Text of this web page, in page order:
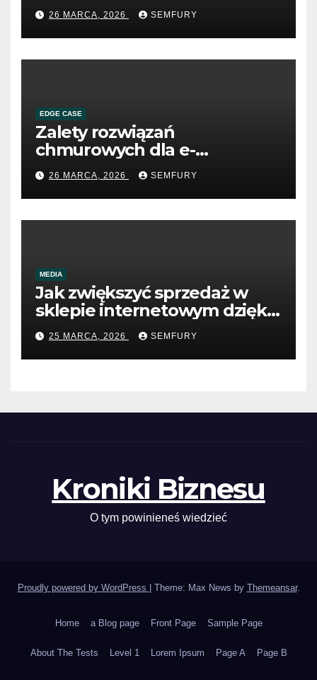
26 MARCA, 2026 SEMFURY
EDGE CASE
Zalety rozwiązań
chmurowych dla e-
commerce B2B
26 MARCA, 2026 SEMFURY
MEDIA
Jak zwiększyć sprzedaż w
sklepie internetowym dzięki
SEO
25 MARCA, 2026 SEMFURY
Kroniki Biznesu
O tym powinieneś wiedzieć
Proudly powered by WordPress Theme: Max News by Themeansar.
Home a Blog page Front Page Sample Page
About The Tests Level 1 Lorem Ipsum Page A Page B